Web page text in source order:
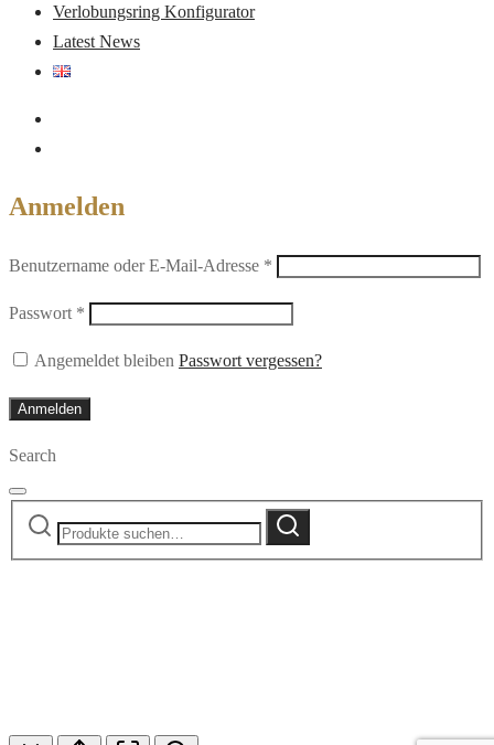
Verlobungsring Konfigurator
Latest News
Anmelden
Benutzername oder E-Mail-Adresse *
Passwort *
Angemeldet bleiben Passwort vergessen?
Anmelden
Search
Suche
Suche